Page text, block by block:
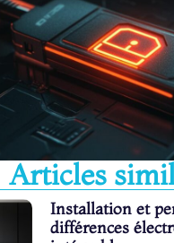
Articles
Installation et
différences